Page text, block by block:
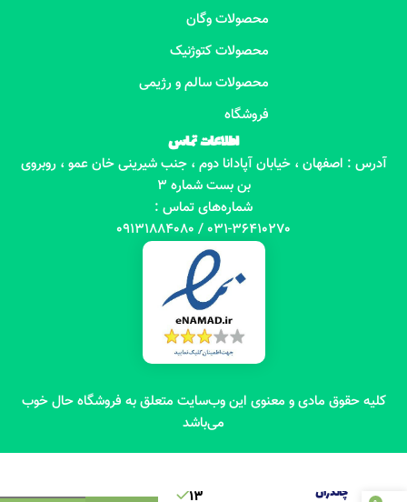
محصولات وگان
محصولات کتوژنیک
محصولات سالم و رژیمی
فروشگاه
اطلاعات تماس
آدرس : اصفهان ، خیابان آپادانا دوم ، جنب شیرینی خان عمو ، روبروی
بن بست شماره 3
شماره‌های تماس :
031-36410270 / 09131884080
کلیه حقوق مادی و معنوی این وب‌سایت متعلق به فروشگاه حال خوب
می‌باشد
چالدران
13